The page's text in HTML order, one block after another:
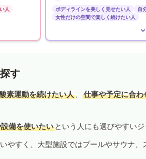
人 ボディラインを美しく見せたい人
自
女性だけの空間で楽しく続けたい人
す
素運動を続けたい人 、 仕事や予定に合
備を使いたい という人にも選びやすいジ
やすく、大型施設ではプールやサウナ、